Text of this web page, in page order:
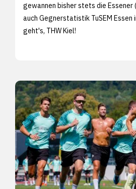
gewannen bisher stets die Essener
auch Gegnerstatistik TuSEM Essen
geht's, THW Kiel!